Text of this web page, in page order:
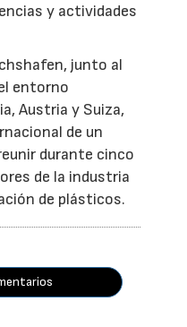
y actividades
junto al
entorno
Austria y Suiza,
de un
durante cinco
de la industria
de plásticos.